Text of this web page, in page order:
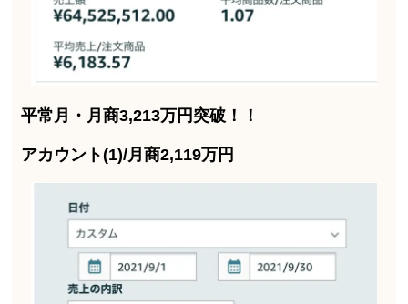
平常月・月商3,213万円突破！！
アカウント(1)/月商2,119万円